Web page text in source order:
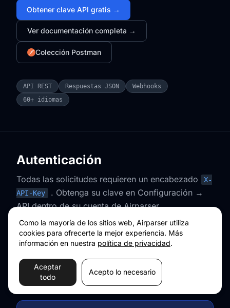
Como la mayoría de los sitios web, Airparser utiliza
cookies para ofrecerte la mejor experiencia. Más
información en nuestra política de privacidad.
Aceptar
todo
Acepto lo necesario
Obtener clave API gratis →
Ver documentación completa →
Colección Postman
API REST Respuestas JSON
Webhooks
60+ idiomas
Autenticación
Todas las solicitudes requieren un encabezado
X-
API-Key
. Obtenga su clave en Configuración →
API dentro de su cuenta de Airparser.
cURL
curl https://api.airparser.com/inboxes \
  -H
"X-API-Key: YOUR_API_KEY"